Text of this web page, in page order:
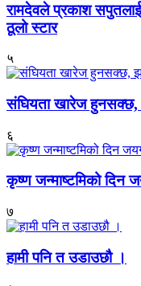
रामदेवले प्रकाश
ठूलो स्टार
५
संघियता खारेज
६
कृष्ण जन्माष्टमिको दिन
७
हामी पनि त उडाउछौ ।